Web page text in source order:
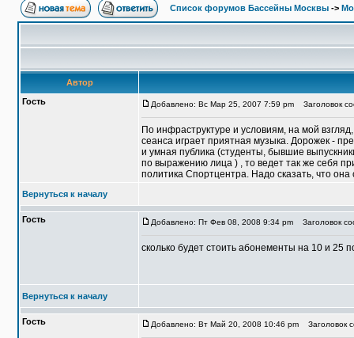
Список форумов Бассейны Москвы ->
Автор
Гость
Добавлено: Вс Мар 25, 2007 7:59 pm Заголовок
По инфраструктуре и условиям, на мой
сеанса играет приятная музыка. Дорожек -
и умная публика (студенты, бывшие
по выражению лица ) , то ведет так же себя
политика Спортцентра. Надо сказать, что
Вернуться к началу
Гость Добавлено: Пт Фев 08, 2008 9:34 pm Заголовок
сколько будет стоить абонементы на 10 и 25
Вернуться к началу
Гость Добавлено: Вт Май 20, 2008 10:46 pm Заголовок